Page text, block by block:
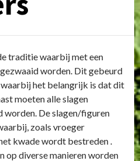
traditie waarbij met een
worden. Dit gebeurd
het belangrijk is dat dit
moeten alle slagen
De slagen/figuren
zoals vroeger
kwade wordt bestreden .
op diverse manieren worden